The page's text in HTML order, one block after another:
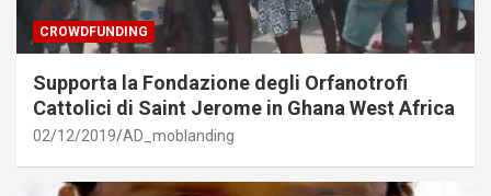
CROWDFUNDING
Supporta la Fondazione degli Orfanotrofi
Cattolici di Saint Jerome in Ghana West Africa
02/12/2019 AD_moblanding